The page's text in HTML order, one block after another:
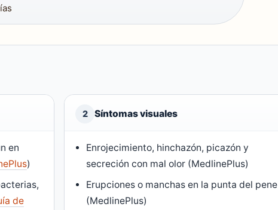
en
)
de
2 Síntomas visuales
Enrojecimiento, hinchazón, picazón y
secreción con mal olor (MedlinePlus)
Erupciones o manchas en la punta del pene
(MedlinePlus)